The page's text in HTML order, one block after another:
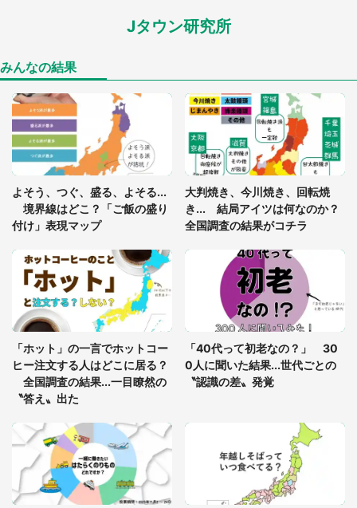
「閉所恐怖症の私は新幹線で大パニック。隣席の青
「ゾワゾワする」「本当に気持ち悪い」 道端でバ
グっちゃってた〝野生の野菜〟に6.5万人戦慄
座布団だろ」「食パンの耳」と1.4万人困惑
っ暗な道で遭難状態。なんとか見つけた民家に助け
を求めると、住人の男性が...」
「孫にあげると思って、あなたにこれをあげる」
真夏の山道で見知らぬお婆さんに握らされたもの
（山口県・30代女性）
Jタウン研究所
みんなの結果
よそう、つぐ、盛る、よそる...
境界線はどこ？「ご飯の盛り
付け」表現マップ
大判焼き、今川焼き、回転焼
き... 結局アイツは何なのか？
全国調査の結果がコチラ
「ホット」の一言でホットコー
ヒー注文する人はどこに居る？
全国調査の結果...一目瞭然の
〝答え〟出た
「40代って初老なの？」 30
0人に聞いた結果...世代ごとの
〝認識の差〟発覚